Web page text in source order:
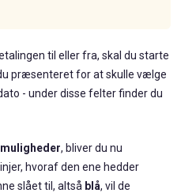
til eller fra, skal du starte
præsenteret for at skulle vælge
- under disse felter finder du
, bliver du nu
hvoraf den ene hedder
slået til, altså blå, vil de